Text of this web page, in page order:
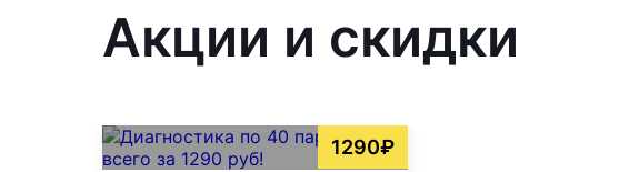
Акции и скидки
1290₽